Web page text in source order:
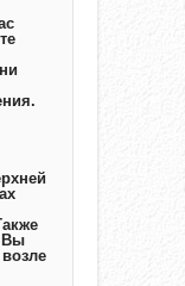
Вы